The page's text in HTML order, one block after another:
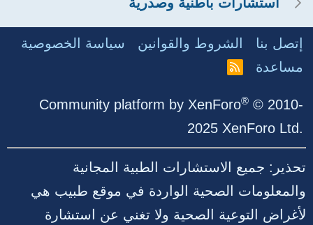
إتصل بنا الشروط والقوانين
سياسة الخصوصية
مساعدة
R
Community platform by XenForo® © 2010-
2025 XenForo Ltd.
تحذير: جميع الاستشارات الطبية المجانية
والمعلومات الصحية الواردة في موقع طبيب هي
لأغراض التوعية الصحية ولا تغني عن استشارة